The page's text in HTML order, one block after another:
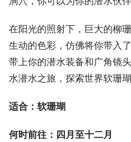
在阳光的照射下，巨大的柳
生动的色彩，仿佛将你带入
带上你的潜水装备和广角镜
水潜水之旅，探索世界软珊瑚
适合：软珊瑚
何时前往：四月至十二月